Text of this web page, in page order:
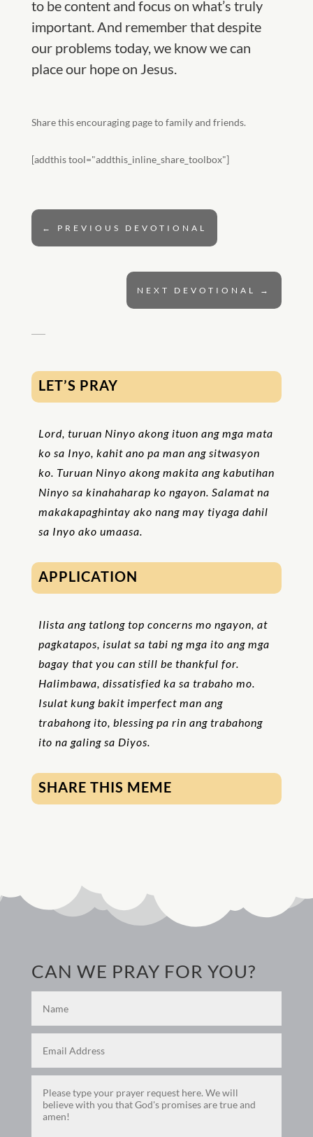
to be content and focus on what’s truly
important. And remember that despite
our problems today, we know we can
place our hope on Jesus.
Share this encouraging page to family and friends.
[addthis tool="addthis_inline_share_toolbox"]
← PREVIOUS DEVOTIONAL
NEXT DEVOTIONAL →
LET’S PRAY
Lord, turuan Ninyo akong ituon ang mga mata
ko sa Inyo, kahit ano pa man ang sitwasyon
ko. Turuan Ninyo akong makita ang kabutihan
Ninyo sa kinahaharap ko ngayon. Salamat na
makakapaghintay ako nang may tiyaga dahil
sa Inyo ako umaasa.
APPLICATION
Ilista ang tatlong top concerns mo ngayon, at
pagkatapos, isulat sa tabi ng mga ito ang mga
bagay that you can still be thankful for.
Halimbawa, dissatisfied ka sa trabaho mo.
Isulat kung bakit imperfect man ang
trabahong ito, blessing pa rin ang trabahong
ito na galing sa Diyos.
SHARE THIS MEME
CAN WE PRAY FOR YOU?